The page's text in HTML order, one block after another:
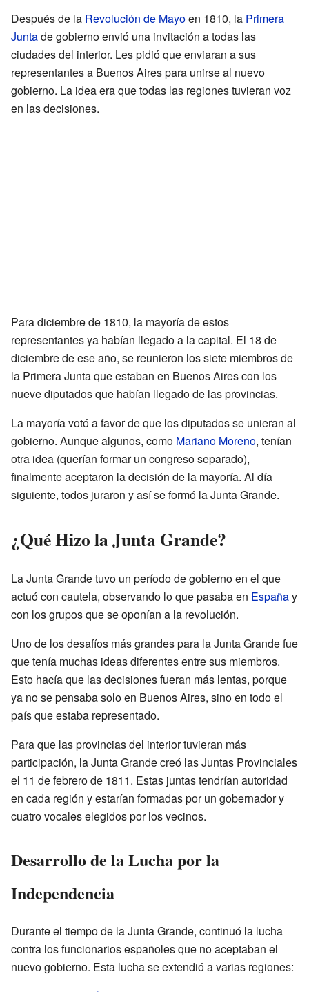
Después de la Revolución de Mayoen 1810, la Primera
Juntade gobierno envió una invitación a todas las
ciudades del interior. Les pidió que enviaran a sus
representantes a Buenos Aires para unirse al nuevo
gobierno. La idea era que todas las regiones tuvieran voz
en las decisiones.
Para diciembre de 1810, la mayoría de estos
representantes ya habían llegado a la capital. El 18 de
diciembre de ese año, se reunieron los siete miembros de
la Primera Junta que estaban en Buenos Aires con los
nueve diputados que habían llegado de las provincias.
La mayoría votó a favor de que los diputados se unieran al
gobierno. Aunque algunos, como Mariano Moreno, tenían
otra idea (querían formar un congreso separado),
finalmente aceptaron la decisión de la mayoría. Al día
siguiente, todos juraron y así se formó la Junta Grande.
¿Qué Hizo la Junta Grande?
La Junta Grande tuvo un período de gobierno en el que
actuó con cautela, observando lo que pasaba en Españay
con los grupos que se oponían a la revolución.
Uno de los desafíos más grandes para la Junta Grande fue
que tenía muchas ideas diferentes entre sus miembros.
Esto hacía que las decisiones fueran más lentas, porque
ya no se pensaba solo en Buenos Aires, sino en todo el
país que estaba representado.
Para que las provincias del interior tuvieran más
participación, la Junta Grande creó las Juntas Provinciales
el 11 de febrero de 1811. Estas juntas tendrían autoridad
en cada región y estarían formadas por un gobernador y
cuatro vocales elegidos por los vecinos.
Desarrollo de la Lucha por la
Independencia
Durante el tiempo de la Junta Grande, continuó la lucha
contra los funcionarios españoles que no aceptaban el
nuevo gobierno. Esta lucha se extendió a varias regiones: